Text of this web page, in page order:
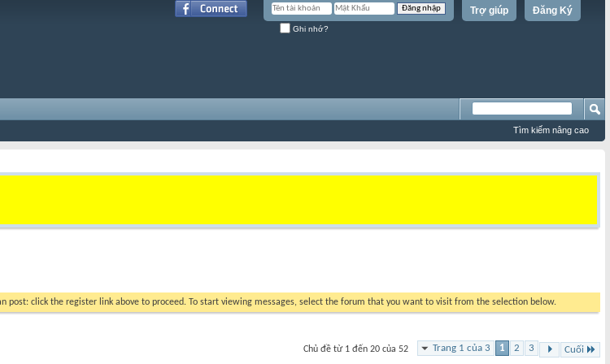
Đăng Ký
Trợ giúp
Ghi nhớ?
Tìm kiếm nâng cao
post: click the register link above to proceed. To start viewing messages, select the forum that you want to visit from the selection below.
Trang 1 của 3 1 2 3 Cuối
Chủ đề từ 1 đến 20 của 52